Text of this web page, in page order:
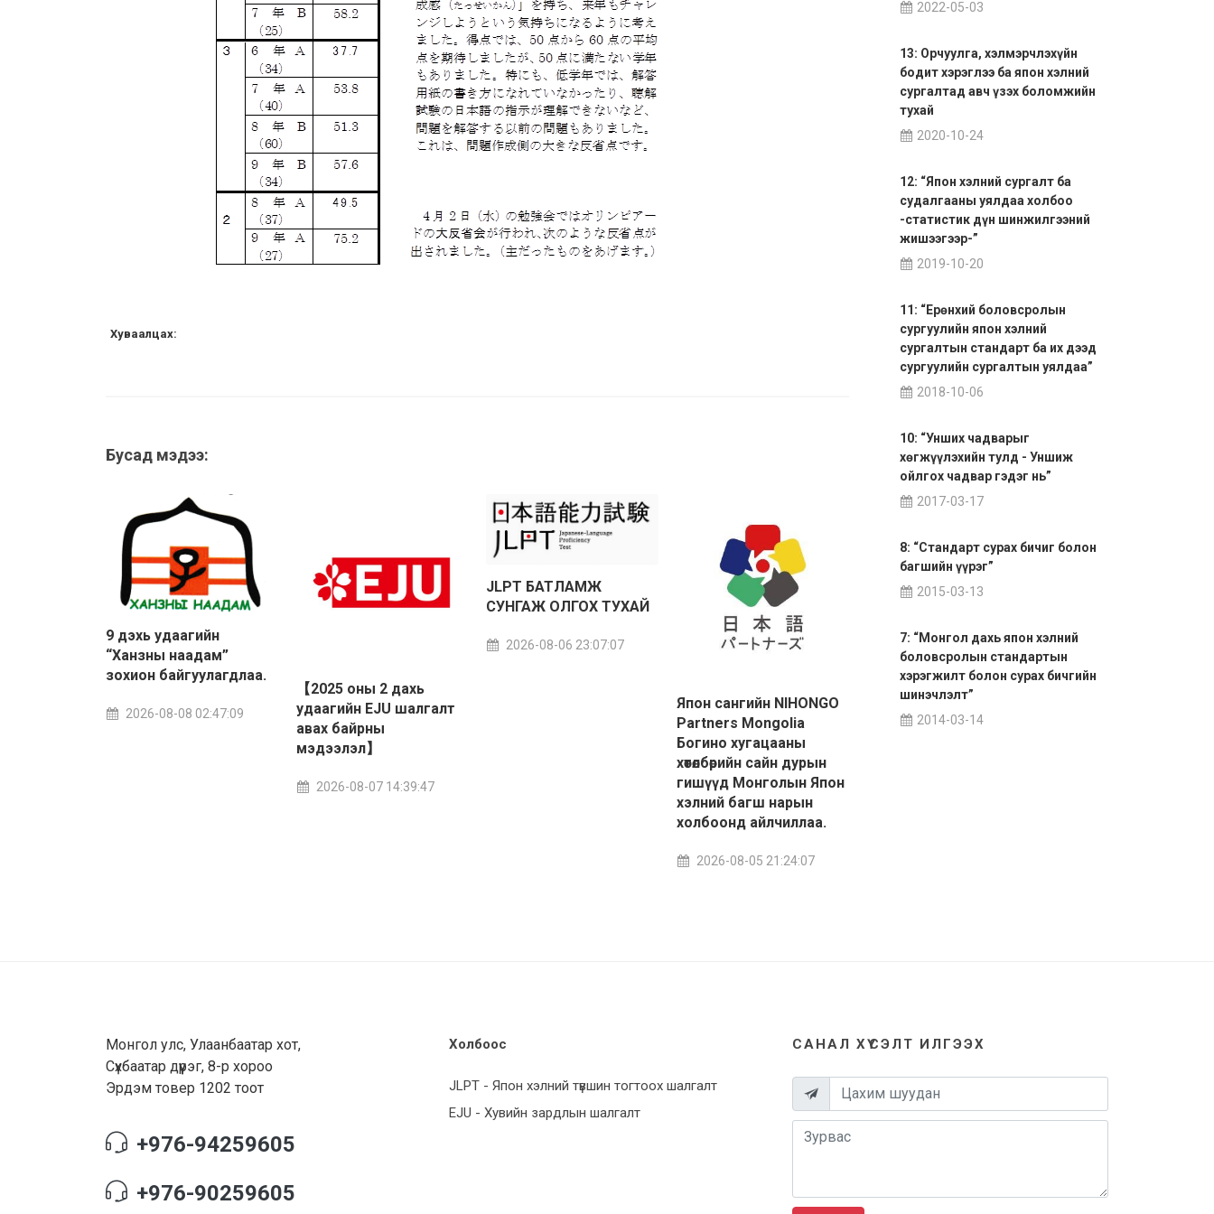
Хуваалцах:
Бусад мэдээ:
9 дэхь удаагийн
“Ханзны наадам”
зохион байгуулагдлаа.
2026-08-08 02:47:09
【2025 оны 2 дахь
удаагийн EJU шалгалт
авах байрны
мэдээлэл】
2026-08-07 14:39:47
JLPT БАТЛАМЖ
СУНГАЖ ОЛГОХ ТУХАЙ
2026-08-06 23:07:07
Япон сангийн NIHONGO
Partners Mongolia
Богино хугацааны
хөтөлбөрийн сайн дурын
гишүүд Монголын Япон
хэлний багш нарын
холбоонд айлчиллаа.
2026-08-05 21:24:07
япон хэлний улсын
хоёрдугаар олимпиад
боллоо.
2026-08-06 23:06:44
2022-05-03
13: Орчуулга, хэлмэрчлэхүйн
бодит хэрэглээ ба япон хэлний
сургалтад авч үзэх боломжийн
тухай
2020-10-24
12: “Япон хэлний сургалт ба
судалгааны уялдаа холбоо
-статистик дүн шинжилгээний
жишээгээр-”
2019-10-20
11: “Ерөнхий боловсролын
сургуулийн япон хэлний
сургалтын стандарт ба их дээд
сургуулийн сургалтын уялдаа”
2018-10-06
10: “Унших чадварыг
хөгжүүлэхийн тулд - Уншиж
ойлгох чадвар гэдэг нь”
2017-03-17
8: “Стандарт сурах бичиг болон
багшийн үүрэг”
2015-03-13
7: “Монгол дахь япон хэлний
боловсролын стандартын
хэрэгжилт болон сурах бичгийн
шинэчлэлт”
2014-03-14
Монгол улс, Улаанбаатар хот,
Сүхбаатар дүүрэг, 8-р хороо
Эрдэм товер 1202 тоот
+976-94259605
+976-90259605
Холбоос
JLPT - Япон хэлний түвшин тогтоох шалгалт
EJU - Хувийн зардлын шалгалт
САНАЛ ХҮСЭЛТ ИЛГЭЭХ